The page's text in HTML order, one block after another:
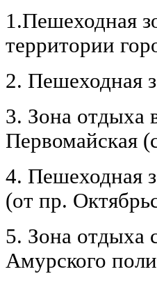
1.Пешеходная
территории
2. Пешеходная
3. Зона отдыха
Первомайская
4. Пешеходная
(от пр.
5. Зона отдыха
Амурского